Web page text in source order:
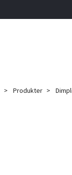
Produkter